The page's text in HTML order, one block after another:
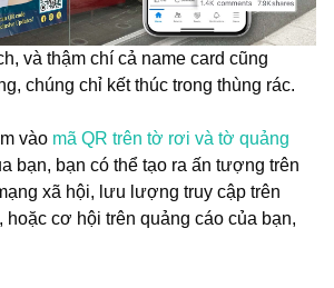
và thậm chí cả name card cũng
chúng chỉ kết thúc trong thùng rác.
vào mã QR trên tờ rơi và tờ quảng
bạn, bạn có thể tạo ra ấn tượng trên
xã hội, lưu lượng truy cập trên
hoặc cơ hội trên quảng cáo của bạn,